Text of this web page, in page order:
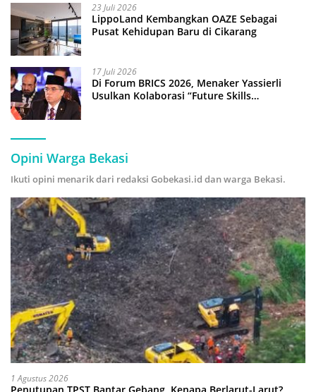
23 Juli 2026
LippoLand Kembangkan OAZE Sebagai
Pusat Kehidupan Baru di Cikarang
17 Juli 2026
Di Forum BRICS 2026, Menaker Yassierli
Usulkan Kolaborasi “Future Skills
Opini Warga Bekasi
Ikuti opini menarik dari redaksi Gobekasi.id dan warga Bekasi.
1 Agustus 2026